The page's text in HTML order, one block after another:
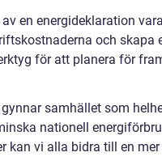
en energideklaration
och skapa
för att planera för
samhället som
nationell
kan vi alla bidra till en